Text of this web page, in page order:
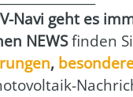
Navi geht es
NEWSfin­den
,